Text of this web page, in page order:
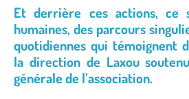
Et derrière ces actions, ce
humaines, des parcours
quotidiennes qui témoignent
la direction de Laxou
générale de l’association.